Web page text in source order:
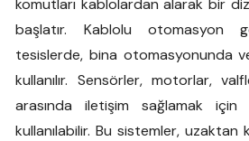
komutları kablolardan alarak bir
başlatır. Kablolu otomasyon
tesislerde, bina otomasyonunda
kullanılır. Sensörler, motorlar,
arasında iletişim sağlamak
kullanılabilir. Bu sistemler,